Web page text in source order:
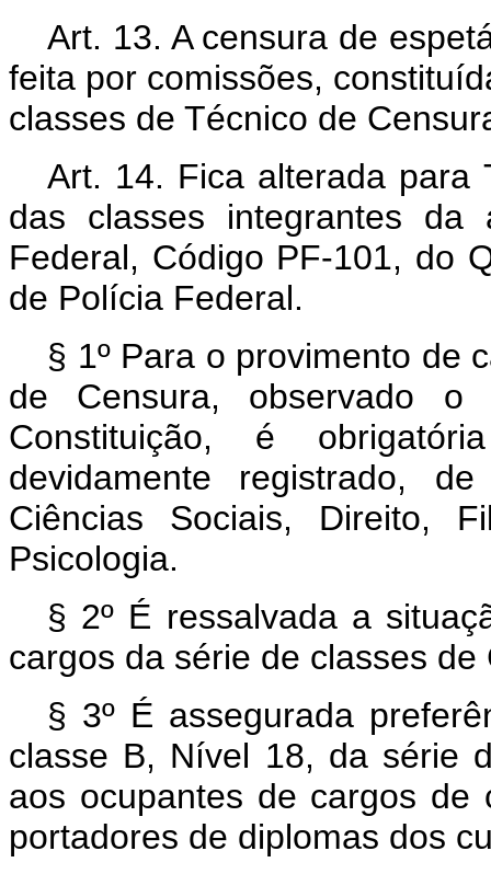
Art. 13. A censura de
feita por comissões,
classes de Técnico de
Art. 14. Fica alterada para
das classes integrantes
Federal, Código PF-101, do
de Polícia Federal.
§ 1º Para o provimento de
de Censura, observado
Constituição, é
devidamente registrado,
Ciências Sociais, Direito,
Psicologia.
§ 2º É ressalvada a
cargos da série de classes de
§ 3º É assegurada
classe B, Nível 18, da série
aos ocupantes de cargos
portadores de diplomas dos